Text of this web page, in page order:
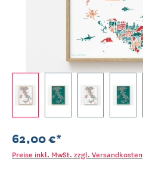
62,00 €*
Preise inkl. MwSt. zzgl. Versandkosten